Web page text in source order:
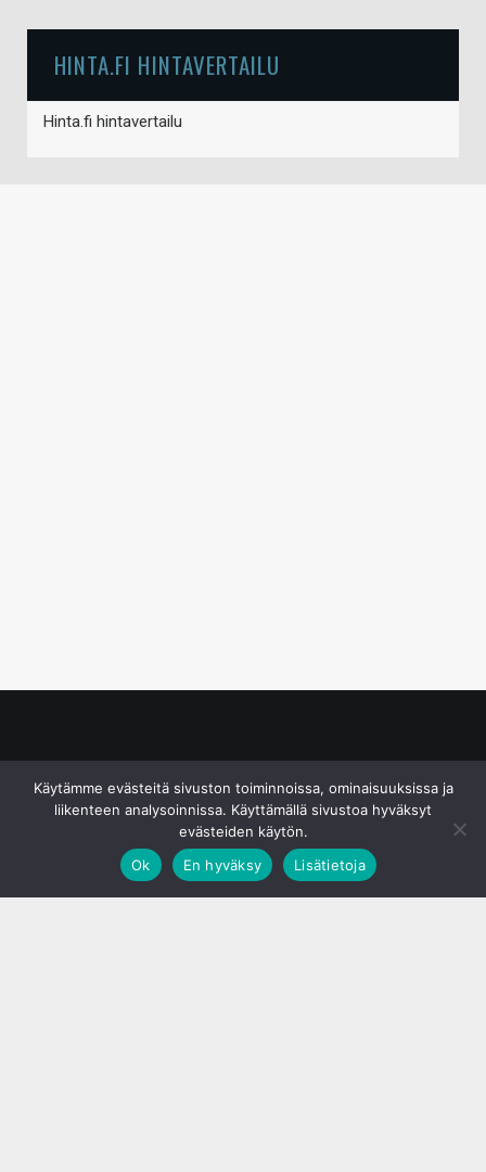
HINTA.FI HINTAVERTAILU
Hinta.fi hintavertailu
Käytämme evästeitä sivuston toiminnoissa, ominaisuuksissa ja
liikenteen analysoinnissa. Käyttämällä sivustoa hyväksyt
evästeiden käytön.
Ok
En hyväksy Lisätietoja